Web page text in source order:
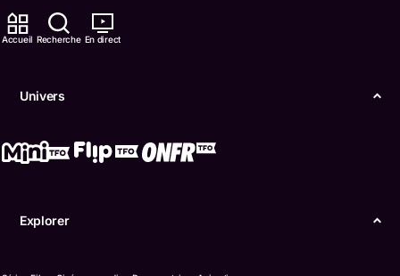
Accueil Recherche En direct
Univers
Explorer
ONFR
Boukili
Conditions d'utilisation
Confidentialité